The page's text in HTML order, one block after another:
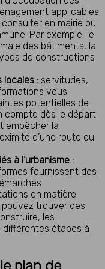
applicables
en mairie ou
Par exemple, le
des bâtiments, la
de constructions
locales : servitudes,
vous
potentielles de
compte dès le départ.
empêcher la
d’une route ou
à l’urbanisme :
fournissent des
en matière
pouvez trouver des
les
différentes étapes à